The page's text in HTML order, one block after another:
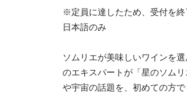
※定員に達したため、受付を終
日本語のみ
ソムリエが美味しいワインを
のエキスパートが「星のソム
や宇宙の話題を、初めての方